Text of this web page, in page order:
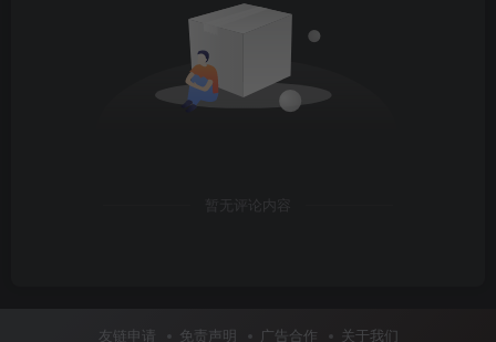
暂无评论内容
友链申请 免责声明 广告合作 关于我们